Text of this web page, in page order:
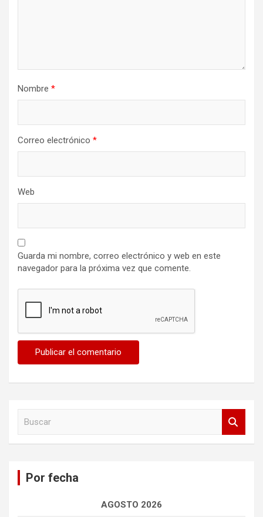
Nombre *
Correo electrónico *
Web
Guarda mi nombre, correo electrónico y web en este
navegador para la próxima vez que comente.
Por fecha
AGOSTO 2026